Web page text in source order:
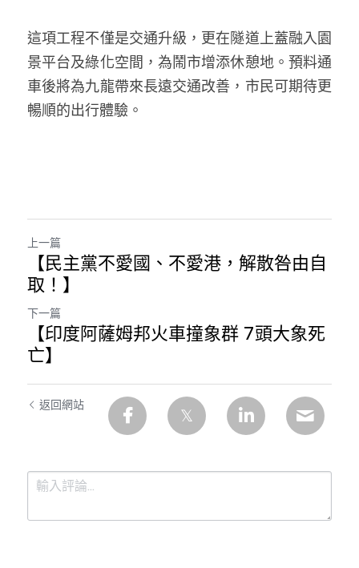
這項工程不僅是交通升級，更在隧道上蓋融入園
景平台及綠化空間，為鬧市增添休憩地。預料通
車後將為九龍帶來長遠交通改善，市民可期待更
暢順的出行體驗。
上一篇
【民主黨不愛國、不愛港，解散咎由自
取！】
下一篇
【印度阿薩姆邦火車撞象群 7頭大象死
亡】
返回網站